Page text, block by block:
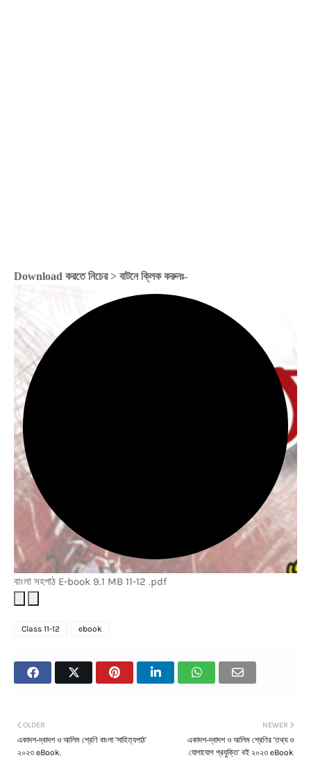
Download করতে নিচের > বাটনে ক্লিক করুনঃ-
বাংলা সহপাঠ E-book 9.1 MB 11-12 .pdf
Class 11-12 ebook
NEWER
একাদশ-দ্বাদশ ও আলিম শ্রেণির 'তথ্য ও
যোগাযোগ প্রযুক্তি' বই ২০২৩ eBook
OLDER
একাদশ-দ্বাদশ ও আলিম শ্রেণি বাংলা 'সাহিত্যপাঠ'
২০২৩ eBook.